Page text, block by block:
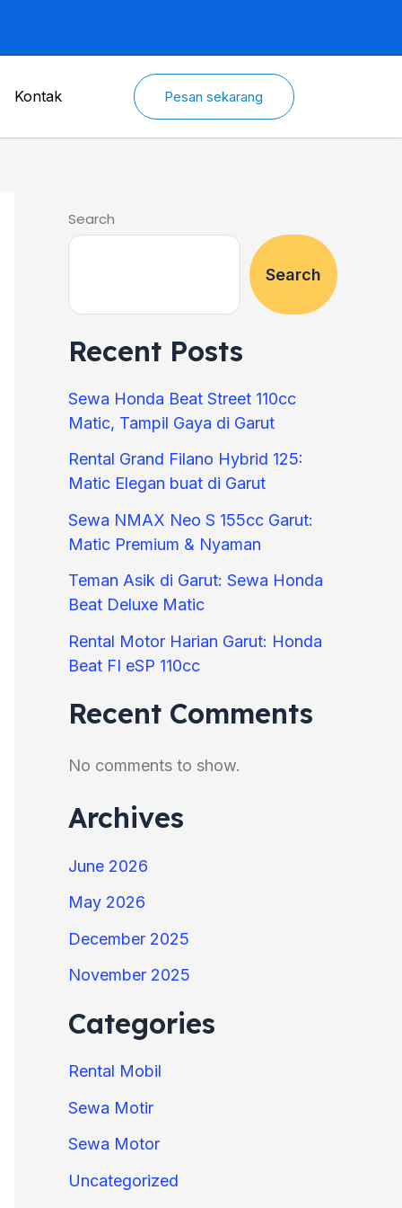
Kontak Pesan sekarang
Search
Search
Recent Posts
Sewa Honda Beat Street 110cc
Matic, Tampil Gaya di Garut
Rental Grand Filano Hybrid 125:
Matic Elegan buat di Garut
Sewa NMAX Neo S 155cc Garut:
Matic Premium & Nyaman
Teman Asik di Garut: Sewa Honda
Beat Deluxe Matic
Rental Motor Harian Garut: Honda
Beat FI eSP 110cc
Recent Comments
No comments to show.
Archives
June 2026
May 2026
December 2025
November 2025
Categories
Rental Mobil
Sewa Motir
Sewa Motor
Uncategorized